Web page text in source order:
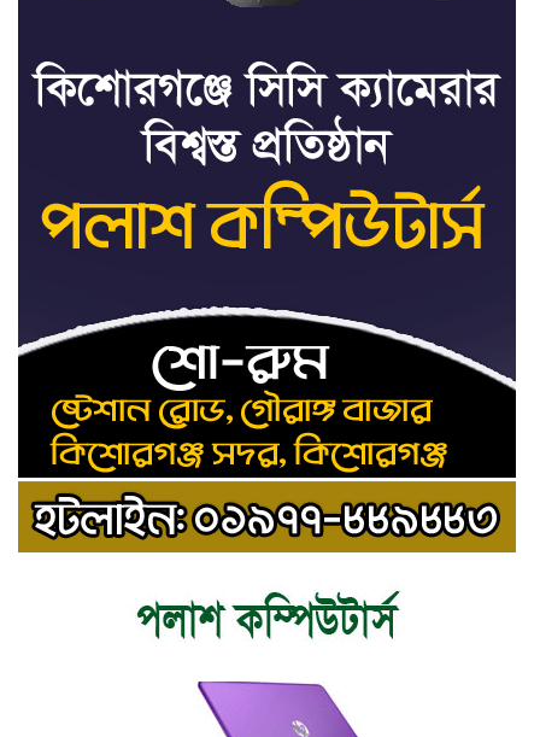
৮
মৃত্যুদণ্ড বাদ না দেওয়ায়
প্রত্যক্ষদর্শীদের তথ্য দেয়নি জাতিসংঘ:
ট্রাইব্যুনালকে প্রসিকিউটর
৯
তাড়াইলে রাউতি মানবসেবা ফাউন্ডেশনের
আয়োজনে কাফন-দাফন বিষয়ক বিশেষ
প্রশিক্ষণ কর্মশালা